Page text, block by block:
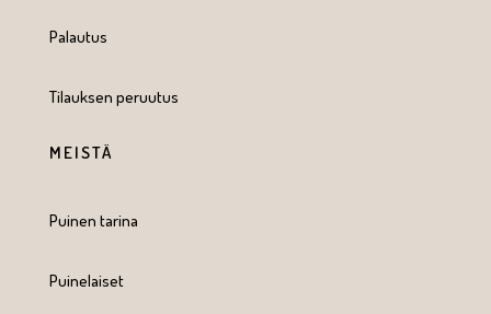
Palautus
Tilauksen peruutus
MEISTÄ
Puinen tarina
Puinelaiset